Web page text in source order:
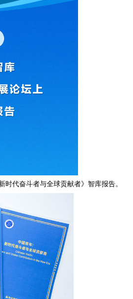
代奋斗者与全球贡献者》智库报告。